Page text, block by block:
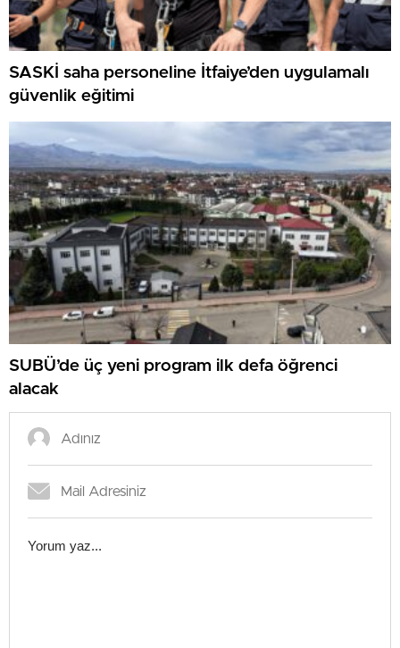
SASKİ saha personeline İtfaiye’den uygulamalı
güvenlik eğitimi
SUBÜ’de üç yeni program ilk defa öğrenci
alacak